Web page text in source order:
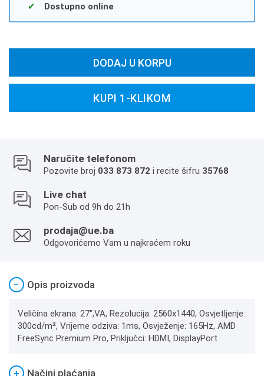
Dostupno online
DODAJ U KORPU
KUPI 1-KLIKOM
Naručite telefonom
Pozovite broj 033 873 872 i recite šifru 35768
Live chat
Pon-Sub od 9h do 21h
prodaja@ue.ba
Odgovorićemo Vam u najkraćem roku
− Opis proizvoda
Veličina ekrana: 27",VA, Rezolucija: 2560x1440, Osvjetljenje:
300cd/m², Vrijeme odziva: 1ms, Osvježenje: 165Hz, AMD
FreeSync Premium Pro, Priključci: HDMI, DisplayPort
+ Načini plaćanja